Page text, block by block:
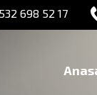
698 52 17